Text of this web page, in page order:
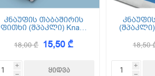
კნაუფის თაბაშირის
ფითხი (შპაკლი) Knauf
25კგ
18,00 ₾ 15,50 ₾
i
h
18,50
i
h